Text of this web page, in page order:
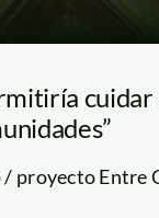
proyecto Entre